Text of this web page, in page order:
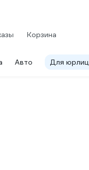
Корзина
Авто Для юрлиц